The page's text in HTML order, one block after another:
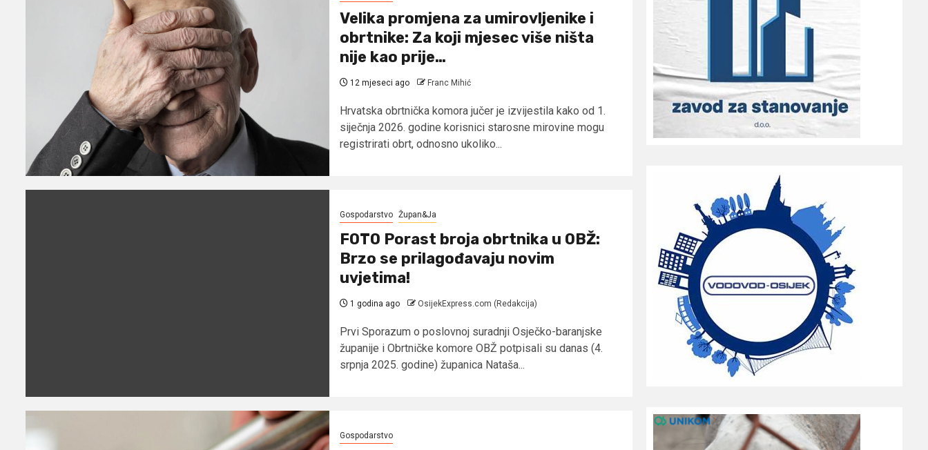
Velika promjena za umirovljenike i
obrtnike: Za koji mjesec više ništa
nije kao prije…
12 mjeseci ago Franc Mihić
Hrvatska obrtnička komora jučer je izvijestila kako od 1.
siječnja 2026. godine korisnici starosne mirovine mogu
registrirati obrt, odnosno ukoliko...
Gospodarstvo Župan&Ja
FOTO Porast broja obrtnika u OBŽ:
Brzo se prilagođavaju novim
uvjetima!
1 godina ago OsijekExpress.com (Redakcija)
Prvi Sporazum o poslovnoj suradnji Osječko-baranjske
županije i Obrtničke komore OBŽ potpisali su danas (4.
srpnja 2025. godine) županica Nataša...
Gospodarstvo